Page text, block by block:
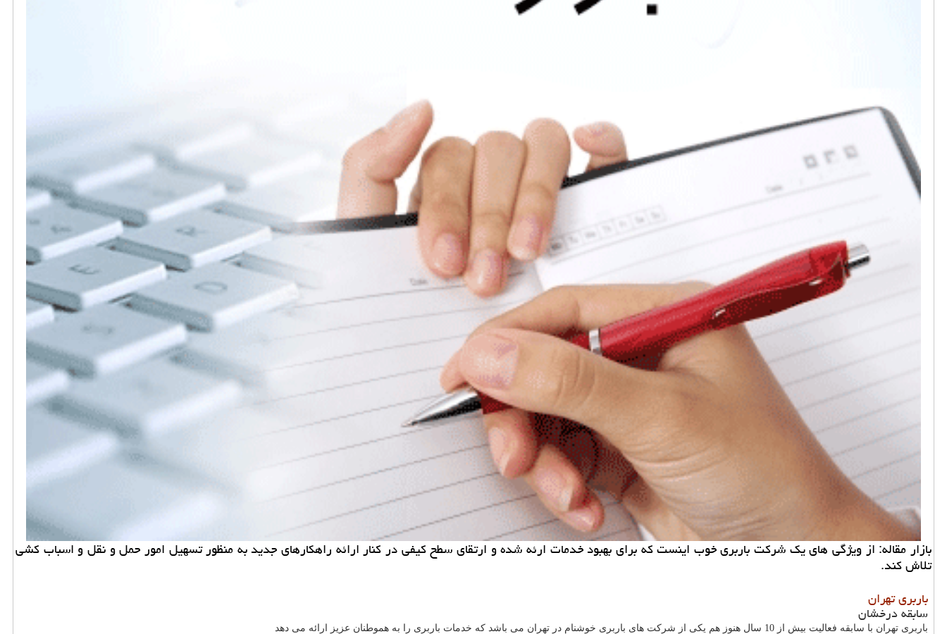
بازار مقاله: از ویژگی های یك شركت باربری خوب اینست كه برای بهبود خدمات ارئه شده و ارتقای سطح كیفی در كنار ارائه راهكارهای جدید به منظور تسهیل امور حمل و نقل و اسباب كشی
تلاش كند.
باربری تهران
سابقه درخشان
باربری تهران با سابقه فعالیت بیش از 10 سال هنوز هم یکی از شرکت های باربری خوشنام در تهران می باشد که خدمات باربری را به هموطنان عزیز ارائه می دهد